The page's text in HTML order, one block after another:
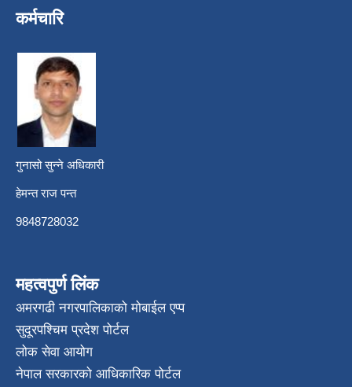
कर्मचारि
गुनासो सुन्ने अधिकारी
हेमन्त राज पन्त
9848728032
महत्वपुर्ण लिंक
अमरगढी नगरपालिकाको मोबाईल एप्प
सुदूरपश्चिम प्रदेश पोर्टल
लोक सेवा आयोग
नेपाल सरकारको आधिकारिक पोर्टल